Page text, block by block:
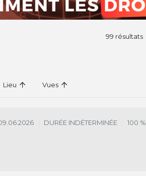
99 résultats
Lieu Vues
DURÉE INDÉTERMINÉE 100 %